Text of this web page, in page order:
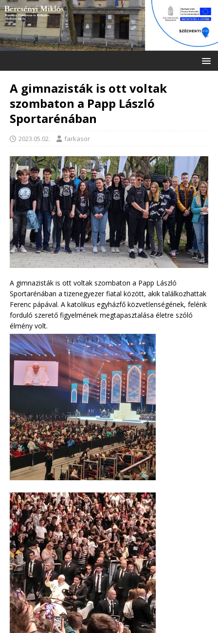
A gimnazisták is ott voltak
szombaton a Papp László
Sportarénában
2023.05.02. farkasor
A gimnazisták is ott voltak szombaton a Papp László
Sportarénában a tizenegyezer fiatal között, akik találkozhattak
Ferenc pápával. A katolikus egyházfő közvetlenségének, felénk
forduló szerető figyelmének megtapasztalása életre szóló
élmény volt.